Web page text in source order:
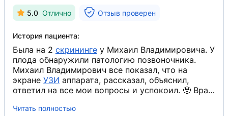
5.0 Отлично Отзыв проверен
История пациента:
Была на 2 скрининге ​ у Михаил Владимировича. У
плода обнаружили патологию позвоночника.
Михаил Владимирович все показал, что на
экране УЗИ ​ аппарата, рассказал, объяснил,
ответил на все мои вопросы и успокоил. 🥹 Врач
ему благодарность. 🤗
Читать полностью